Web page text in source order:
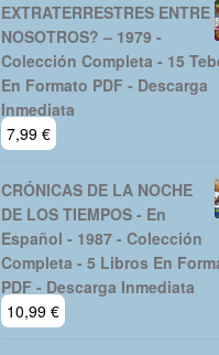
EXTRATERRESTRES ENTRE
NOSOTROS? – 1979 -
Colección Completa - 15
En Formato PDF - Descarga
Inmediata
7,99 €
CRÓNICAS DE LA NOCHE
DE LOS TIEMPOS - En
Español - 1987 - Colección
Completa - 5 Libros En
PDF - Descarga Inmediata
10,99 €